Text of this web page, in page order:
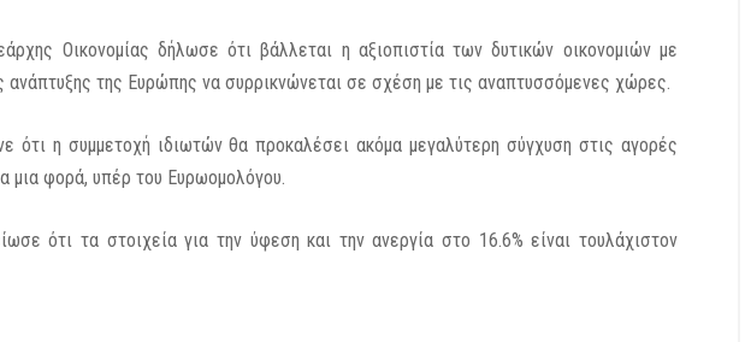
Οικονομίας δήλωσε ότι βάλλεται η αξιοπιστία των δυτικών οικονομιών με
της Ευρώπης να συρρικνώνεται σε σχέση με τις αναπτυσσόμενες χώρες.
ότι η συμμετοχή ιδιωτών θα προκαλέσει ακόμα μεγαλύτερη σύγχυση στις αγορές
μια φορά, υπέρ του Ευρωομολόγου.
ότι τα στοιχεία για την ύφεση και την ανεργία στο 16.6% είναι τουλάχιστον